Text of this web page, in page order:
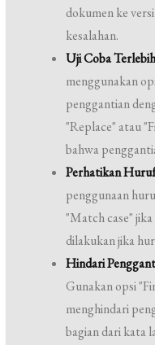
dokumen ke
kesalahan.
Uji Coba
menggunakan
penggantian
"Replace" atau
bahwa
Perhatikan
penggunaan
"Match case"
dilakukan jika
Hindari
Gunakan opsi
menghindari
bagian dari kata